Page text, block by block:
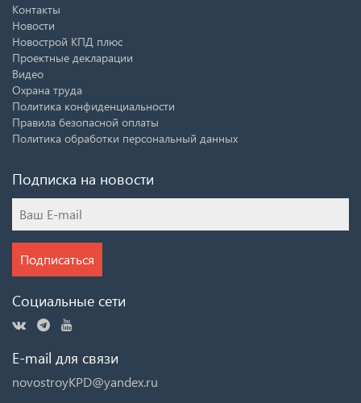
Контакты
Новости
Новострой КПД плюс
Проектные декларации
Видео
Охрана труда
Политика конфиденциальности
Правила безопасной оплаты
Политика обработки персональный данных
Подписка на новости
Подписаться
Социальные сети
E-mail для связи
novostroyKPD@yandex.ru